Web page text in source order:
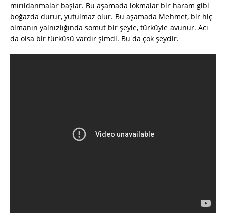
mırıldanmalar başlar. Bu aşamada lokmalar bir haram gibi
boğazda durur, yutulmaz olur. Bu aşamada Mehmet, bir hiç
olmanın yalnızlığında somut bir şeyle, türküyle avunur. Acı
da olsa bir türküsü vardır şimdi. Bu da çok şeydir.